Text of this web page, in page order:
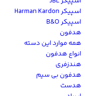
اسپیکر Harman Kardon
اسپیکر B&O
هدفون
همه موارد این دسته
انواع هدفون
هندزفری
هدفون بی سیم
هدست